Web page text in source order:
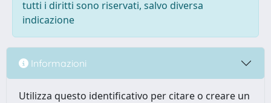
tutti i diritti sono riservati, salvo diversa
indicazione
Informazioni
Utilizza questo identificativo per citare o creare un